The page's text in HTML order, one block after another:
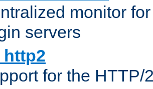
monitor
servers
for the HTTP/